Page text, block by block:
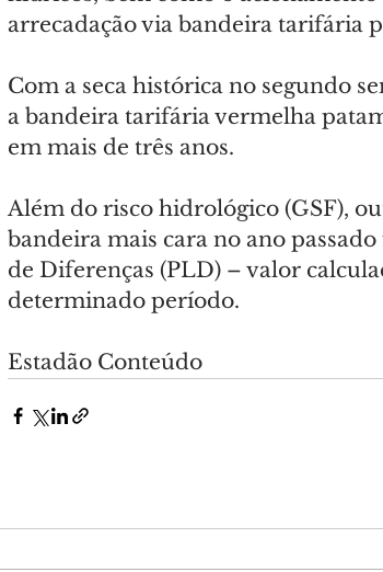
arrecadação via bandeira tarifária
Com a seca histórica no segundo
a bandeira tarifária vermelha
em mais de três anos.
Além do risco hidrológico (GSF),
bandeira mais cara no ano
de Diferenças (PLD) – valor
determinado período.
Estadão Conteúdo